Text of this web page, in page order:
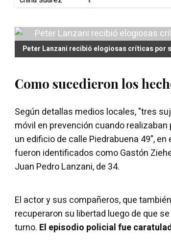
Peter Lanzani recibió elogiosas críticas por
Como sucedieron los
Según detallas medios locales, "tres
móvil en prevención cuando
un edificio de calle Piedrabuena 49",
fueron identificados como Gastón
Juan Pedro Lanzani, de 34.
El actor y sus compañeros, que
recuperaron su libertad luego de que
turno. El episodio policial fue